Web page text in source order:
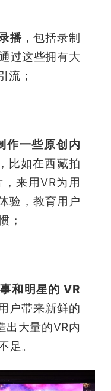
播，包括录制
过这些拥有大
流；
作一些原创内
，比如在西藏拍
来用VR为用
验，教育用户
；
和明星的 VR
户带来新鲜的
出大量的VR内
足。